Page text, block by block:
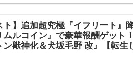
ト】追加超究極『イフリート』
ムルコイン』で豪華報酬ゲット
ン獣神化＆犬坂毛野 改』【転